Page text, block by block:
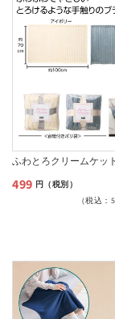
ふわとろクリームケッ
通
499 円（税別）
（税込：